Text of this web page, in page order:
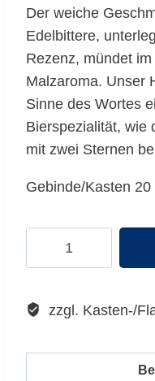
Der weiche
Edelbittere,
Rezenz, mündet
Malzaroma. Unser
Sinne des Wortes
Bierspezialität, wie
mit zwei Sternen
Gebinde/Kasten
Mengezzgl. Kasten-/